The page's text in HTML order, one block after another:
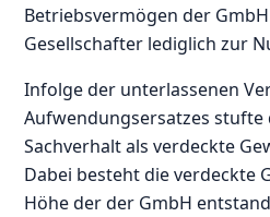
Betriebsvermögen der
Gesellschafter lediglich zur
Infolge der unterlassenen
Aufwendungsersatzes stufte
Sachverhalt als verdeckte
Dabei besteht die verdeckte
Höhe der der GmbH